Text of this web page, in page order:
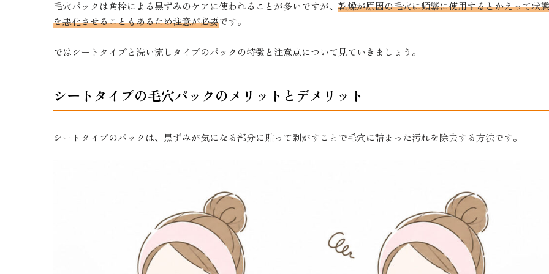
毛穴パックは角栓による黒ずみのケアに使われることが多いですが、 乾燥が原因の毛穴に頻繁に使用するとかえって状態
を悪化させることもあるため注意が必要です。
ではシートタイプと洗い流しタイプのパックの特徴と注意点について見ていきましょう。
シートタイプの毛穴パックのメリットとデメリット
シートタイプのパックは、黒ずみが気になる部分に貼って剥がすことで毛穴に詰まった汚れを除去する方法です。